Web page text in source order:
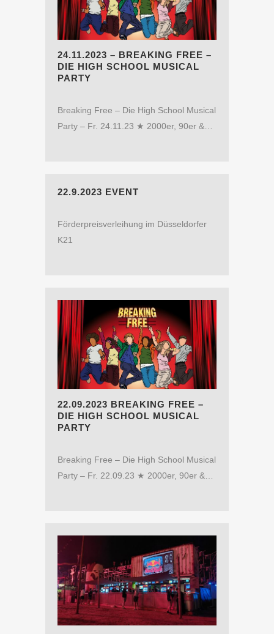
24.11.2023 – BREAKING FREE –
DIE HIGH SCHOOL MUSICAL
PARTY
Breaking Free – Die High School Musical
Party – Fr. 24.11.23 ★ 2000er, 90er &…
22.9.2023 EVENT
Förderpreisverleihung im Düsseldorfer
K21
22.09.2023 BREAKING FREE –
DIE HIGH SCHOOL MUSICAL
PARTY
Breaking Free – Die High School Musical
Party – Fr. 22.09.23 ★ 2000er, 90er &…